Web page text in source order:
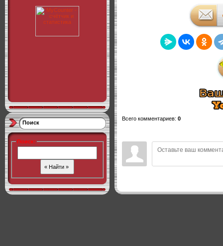
Поиск
Поиск:
Всего комментариев: 0